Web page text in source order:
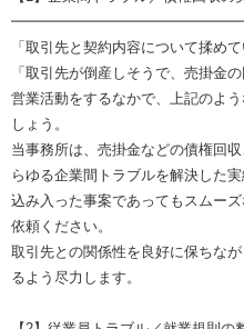
「取引先と契約内容について揉めて
「取引先が倒産しそうで、売掛金
営業活動をするなかで、上記のよ
しょう。
当事務所は、売掛金などの債権回
らゆる企業間トラブルを解決した実
込み入った事案であってもスムー
依頼ください。
取引先との関係性を良好に保ちな
るよう尽力します。